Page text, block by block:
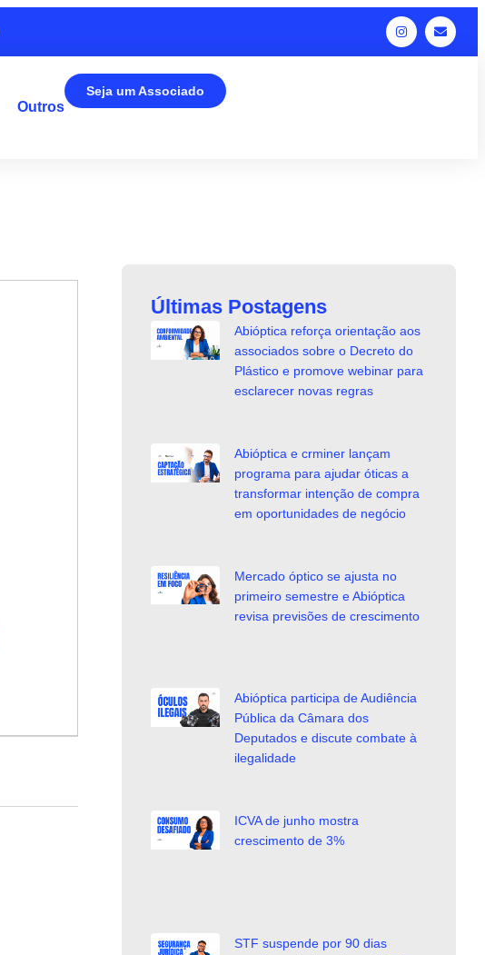
Outros
Seja um Associado
Últimas Postagens
Abióptica reforça orientação aos
associados sobre o Decreto do
Plástico e promove webinar para
esclarecer novas regras
Abióptica e crminer lançam
programa para ajudar óticas a
transformar intenção de compra
em oportunidades de negócio
Mercado óptico se ajusta no
primeiro semestre e Abióptica
revisa previsões de crescimento
Abióptica participa de Audiência
Pública da Câmara dos
Deputados e discute combate à
ilegalidade
ICVA de junho mostra
crescimento de 3%
STF suspende por 90 dias